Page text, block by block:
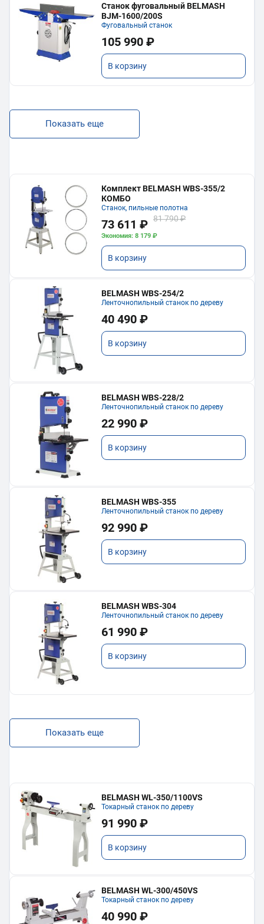
Станок фуговальный BELMASH
BJM-1600/200S
Фуговальный станок
105 990 ₽
В корзину
Показать еще
Комплект BELMASH WBS-355/2
КОМБО
Станок, пильные полотна
73 611 ₽ 81 790 ₽
Экономия: 8 179 ₽
В корзину
BELMASH WBS-254/2
Ленточнопильный станок по дереву
40 490 ₽
В корзину
BELMASH WBS-228/2
Ленточнопильный станок по дереву
22 990 ₽
В корзину
BELMASH WBS-355
Ленточнопильный станок по дереву
92 990 ₽
В корзину
BELMASH WBS-304
Ленточнопильный станок по дереву
61 990 ₽
В корзину
Показать еще
BELMASH WL-350/1100VS
Токарный станок по дереву
91 990 ₽
В корзину
BELMASH WL-300/450VS
Токарный станок по дереву
40 990 ₽